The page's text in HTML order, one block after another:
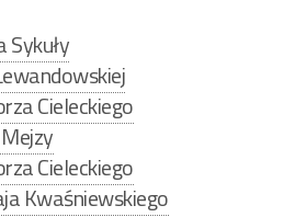
Sykuły
Cieleckiego
Cieleckiego
Kwaśniewskiego